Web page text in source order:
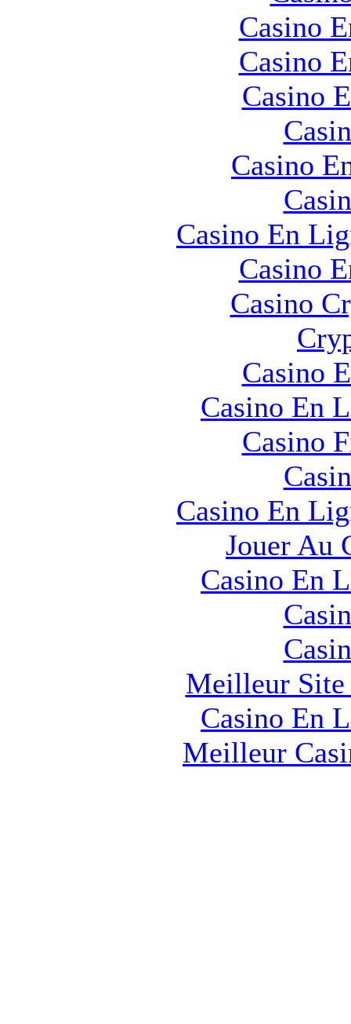
Casino
Casino
Casino
Casino
Casino En
Casino
Casino
Casino
Casino En
Casino
Casino En
Jouer Au
Casino En
Meilleur Site
Casino En
Meilleur